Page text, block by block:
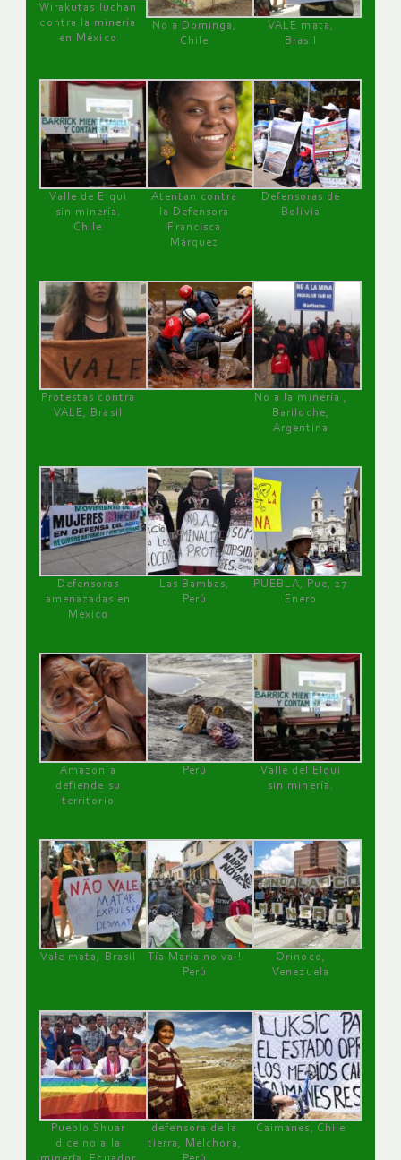
Wirakutas luchan
contra la minería
en México
No a Dominga,
Chile
VALE mata,
Brasil
Valle de Elqui
sin minería.
Chile
Atentan contra
la Defensora
Francisca
Márquez
Defensoras de
Bolivia
Protestas contra
VALE, Brasil
No a la minería ,
Bariloche,
Argentina
Defensoras
amenazadas en
México
Las Bambas,
Perú
PUEBLA, Pue, 27
Enero
Amazonía
defiende su
territorio
Perú
Valle del Elqui
sin minería.
Vale mata, Brasil
Tía María no va !
Perú
Orinoco,
Venezuela
Pueblo Shuar
dice no a la
defensora de la
tierra, Melchora,
Caimanes, Chile